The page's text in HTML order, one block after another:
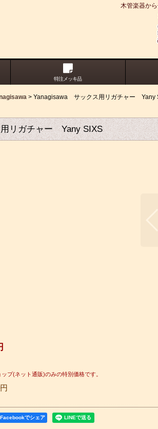
木管楽器か
特注メッキ品
> Yanagisawa サックス用リガチャー Yany
リガチャー Yany SIXS
円
Facebookでシェア